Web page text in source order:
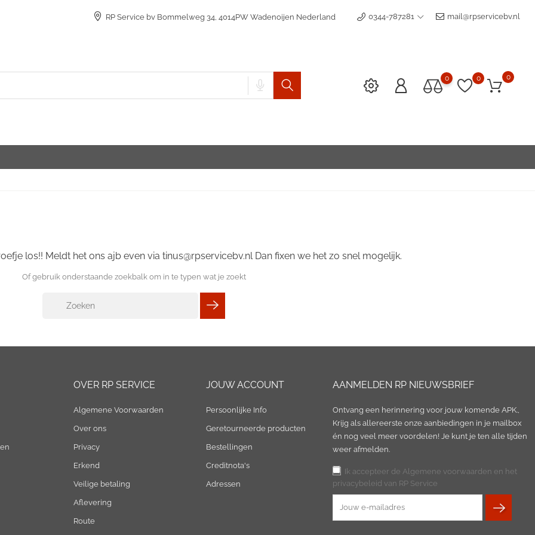
RP Service bv Bommelweg 34, 4014PW Wadenoijen Nederland 0344-787281 mail@rpservicebv.nl
0 0 0
los!! Meldt het ons ajb even via tinus@rpservicebv.nl Dan fixen we het zo snel mogelijk.
Of gebruik onderstaande zoekbalk om in te typen wat je zoekt
OVER RP SERVICE
Algemene Voorwaarden
Over ons
Privacy
Erkend
Veilige betaling
Aflevering
Route
JOUW ACCOUNT
Persoonlijke Info
Geretourneerde producten
Bestellingen
Creditnota's
Adressen
AANMELDEN RP NIEUWSBRIEF
Ontvang een herinnering voor jouw komende APK.,
Krijg als allereerste onze aanbiedingen in je mailbox
én nog veel meer voordelen! Je kunt je ten alle tijden
weer afmelden.
Ik accepteer de Algemene voorwaarden en het
privacybeleid van RP Service